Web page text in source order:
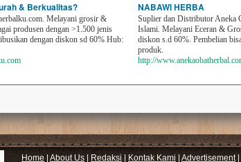
& Berkualitas?
Melayani grosir &
produsen dengan >1.500 jenis
dengan diskon sd 60% Hub:
NABAWI HERBA
Suplier dan Distributor Aneka
Islami. Melayani Eceran &
diskon s.d 60%. Pembelian
produk.
http://
Home About Us Redaksi Kontak Kami Advertisement|